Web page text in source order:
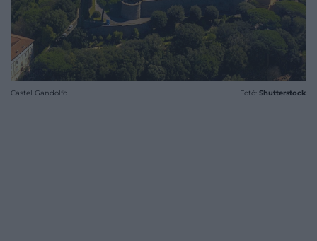
Castel Gandolfo Fotó: Shutterstock